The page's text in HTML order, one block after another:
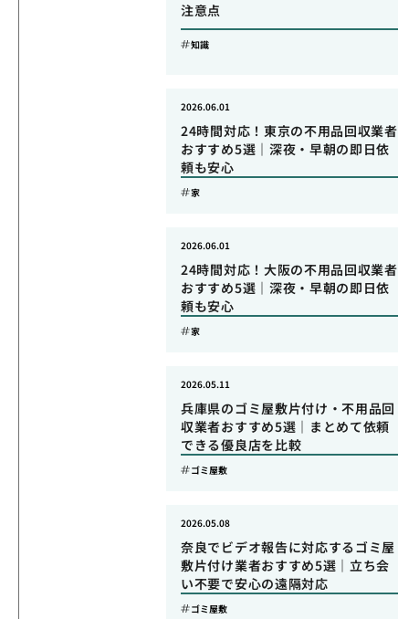
注意点
知識
24時間対応！東京の不用品回収業者
おすすめ5選｜深夜・早朝の即日依
頼も安心
2026.06.01
家
24時間対応！大阪の不用品回収業者
おすすめ5選｜深夜・早朝の即日依
頼も安心
2026.06.01
家
兵庫県のゴミ屋敷片付け・不用品回
収業者おすすめ5選｜まとめて依頼
できる優良店を比較
2026.05.11
ゴミ屋敷
奈良でビデオ報告に対応するゴミ屋
敷片付け業者おすすめ5選｜立ち会
い不要で安心の遠隔対応
2026.05.08
ゴミ屋敷